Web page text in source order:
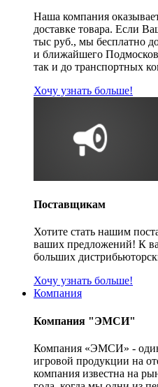
Наша компания
доставке товара. Если
тыс руб., мы бесплатно
и ближайшего
так и до транспортных
Хочу узнать больше!
Поставщикам
Хотите стать нашим
ваших предложений! К
больших
Хочу узнать больше!
Компания
Компания "ЭМСИ"
Компания «ЭМСИ» -
игровой продукции на
компания известна на